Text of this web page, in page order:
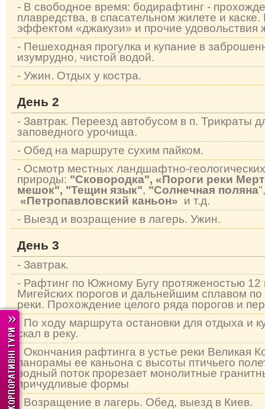
- В свободное время: бодирафтинг -
плавредства, в спасательном жилете и
эффектом «джакузи» и прочие удовольствия
- Пешеходная прогулка и купание в
изумрудно, чистой водой.
- Ужин. Отдых у костра.
День 2
- Завтрак. Переезд автобусом в п. Трикраты
заповедного урочища.
- Обед на маршруте сухим пайком.
- Осмотр местных ландшафтно-
природы: "Сковородка", «Пороги реки
мешок", "Тещин язык", "Солнечная поляна
«Петропавловский каньон» и т.д.
- Выезд и возращение в лагерь. Ужин.
День 3
- Завтрак.
- Рафтинг по Южному Бугу протяженостью
Мигейских порогов и дальнейшим сплавом
реки. Прохождение целого ряда порогов и
- По ходу маршрута остановки для отдыха и
скал в реку.
- Окончания рафтинга в устье реки Великая
панорамы ее каньона с высоты птичьего
водный поток прорезает монолитные
причудливые формы
- Возращение в лагерь. Обед, выезд в Киев.